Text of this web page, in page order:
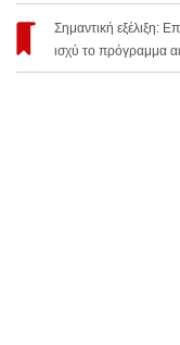
Σημαντική εξέλιξη:
ισχύ το πρόγραμμα